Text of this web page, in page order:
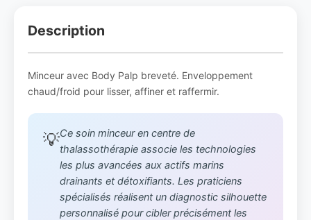
Description
Minceur avec Body Palp breveté. Enveloppement
chaud/froid pour lisser, affiner et raffermir.
💡Ce soin minceur en centre de
thalassothérapie associe les technologies
les plus avancées aux actifs marins
drainants et détoxifiants. Les praticiens
spécialisés réalisent un diagnostic silhouette
personnalisé pour cibler précisément les